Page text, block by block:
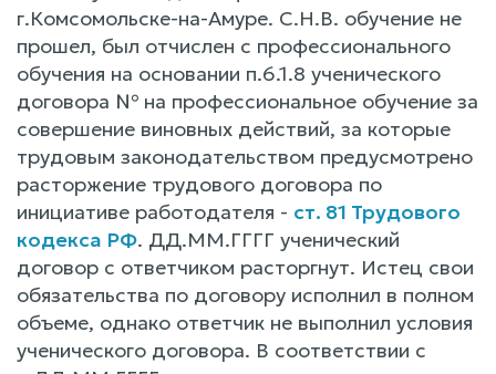
г.Комсомольске-на-Амуре. С.Н.В. обучение не
прошел, был отчислен с профессионального
обучения на основании п.6.1.8 ученического
договора № на профессиональное обучение за
совершение виновных действий, за которые
трудовым законодательством предусмотрено
расторжение трудового договора по
инициативе работодателя - ст. 81 Трудового
кодекса РФ. ДД.ММ.ГГГГ ученический
договор с ответчиком расторгнут. Истец свои
обязательства по договору исполнил в полном
объеме, однако ответчик не выполнил условия
ученического договора. В соответствии с